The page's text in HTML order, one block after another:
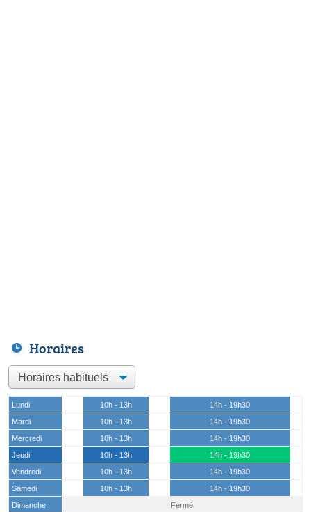
Horaires
Lundi 10h - 13h
14h - 19h30
Mardi
10h - 13h
14h - 19h30
Mercredi
10h - 13h
14h - 19h30
Jeudi
10h - 13h
14h - 19h30
Vendredi
10h - 13h
14h - 19h30
Samedi
10h - 13h
14h - 19h30
Dimanche
Fermé